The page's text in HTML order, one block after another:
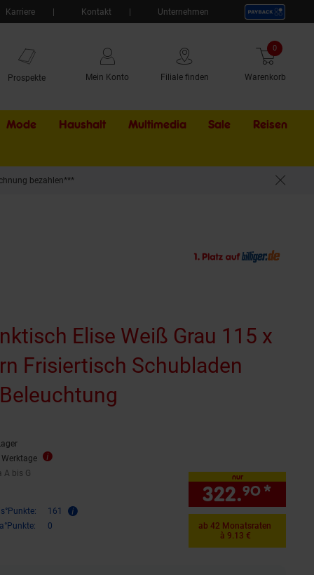
Karriere Kontakt Unternehmen
Prospekte Mein Konto Filiale finden Warenkorb
0 Artikel
Mode Haushalt Multimedia Sale Externer
Reisen
bezahlen***
Elise Weiß Grau 115 x
Frisiertisch Schubladen
A bis G
A bis G
161
0
nur
322.90 *
ab 42 Monatsraten
à 9.13 €